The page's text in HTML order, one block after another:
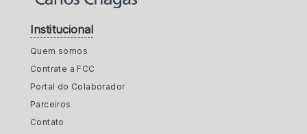
Institucional
Quem somos
Contrate a FCC
Portal do Colaborador
Parceiros
Contato